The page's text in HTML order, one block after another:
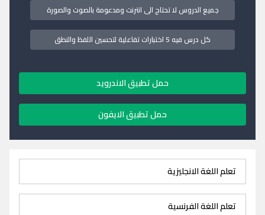
جميع الدروس لا تحتاج الى انترنت ومدعومة بالصوت والصورة
كل درس فيه 5 اختبارات تفاعلية لتحسين اللفظ والنطق
حمل تطبيق الاندرويد
حمل تطبيق الايفون
تعلم اللغة الانجليزية
تعلم اللغة الفرنسية